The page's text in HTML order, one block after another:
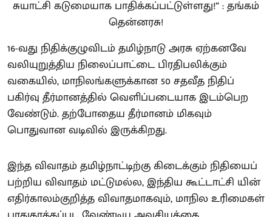
16-வது நிதிக்குழுவிடம் தமிழ்நாடு அரசு ஏற்கனவே
வலியுறுத்திய நிலைப்பாட்டை பிரதிபலிக்கும்
வகையில், மாநிலங்களுக்கான 50 சதவீத நிதிப்
பகிர்வு தீர்மானத்தில் வெளிப்படையாக இடம்பெற
வேண்டும். தற்போதைய தீர்மானம் மிகவும்
பொதுவான வடிவில் இருக்கிறது.
இந்த விவாதம் தமிழ்நாட்டிற்கு கிடைக்கும் நிதியைப்
பற்றிய விவாதம் மட்டுமல்ல, இந்திய கூட்டாட்சி யின்
எதிர்காலம்குறித்த விவாதமாகவும், மாநில உரிமைகள்